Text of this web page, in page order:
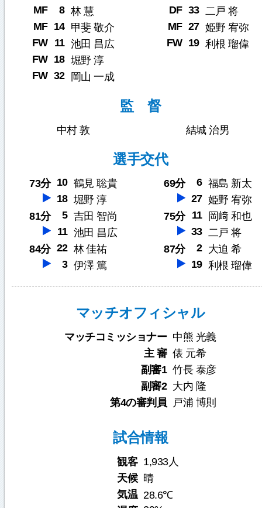
MF
8 林 慧
MF 14 甲斐 敬介
FW
11 池田 昌広
FW 18 堀野 淳
FW 32 岡山 一成
DF 33 二戸 将
MF 27 姫野 宥弥
FW 19 利根 瑠偉
監 督
中村 敦 結城 治男
選手交代
73分 10 鶴見 聡貴
18 堀野 淳
81分
5 吉田 智尚
11 池田 昌広
84分 22 林 佳祐
3 伊澤 篤
69分 6 福島 新太
27 姫野 宥弥
75分
11
岡﨑 和也
33 二戸 将
87分
2 大迫 希
19 利根 瑠偉
マッチオフィシャル
マッチコミッショナー 中熊 光義
主 審 俵 元希
副審1 竹長 泰彦
副審2 大内 隆
第4の審判員
戸浦 博則
試合情報
観客 1,933人
天候 晴
気温 28.6℃